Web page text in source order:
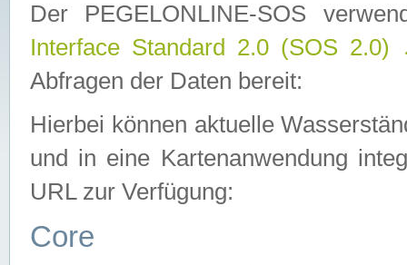
Der PEGELONLINE-SOS
Interface Standard 2.0 (SOS 2.0)
Abfragen der Daten bereit:
Hierbei können aktuelle
und in eine Kartenanwendung
URL zur Verfügung:
Core